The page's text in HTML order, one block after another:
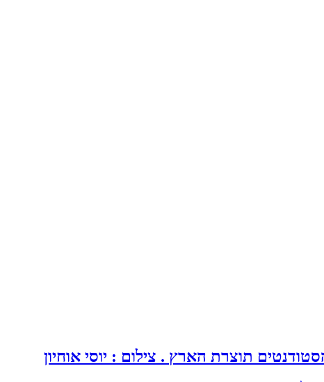
תוצרת הארץ . צילום : יוסי אוחיון